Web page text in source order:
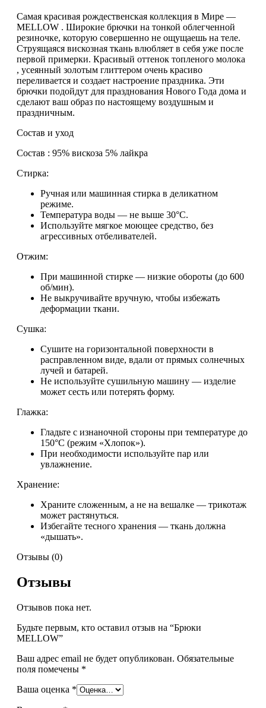
Самая красивая рождественская коллекция в Мире —
MELLOW . Широкие брючки на тонкой облегченной
резиночке, которую совершенно не ощущаешь на теле.
Струящаяся вискозная ткань влюбляет в себя уже после
первой примерки. Красивый оттенок топленого молока
, усеянный золотым глиттером очень красиво
переливается и создает настроение праздника. Эти
брючки подойдут для празднования Нового Года дома и
сделают ваш образ по настоящему воздушным и
праздничным.
Состав и уход
Состав : 95% вискоза 5% лайкра
Стирка:
Ручная или машинная стирка в деликатном
режиме.
Температура воды — не выше 30°C.
Используйте мягкое моющее средство, без
агрессивных отбеливателей.
Отжим:
При машинной стирке — низкие обороты (до 600
об/мин).
Не выкручивайте вручную, чтобы избежать
деформации ткани.
Сушка:
Сушите на горизонтальной поверхности в
расправленном виде, вдали от прямых солнечных
лучей и батарей.
Не используйте сушильную машину — изделие
может сесть или потерять форму.
Глажка:
Гладьте с изнаночной стороны при температуре до
150°C (режим «Хлопок»).
При необходимости используйте пар или
увлажнение.
Хранение:
Храните сложенным, а не на вешалке — трикотаж
может растянуться.
Избегайте тесного хранения — ткань должна
«дышать».
Отзывы (0)
Отзывы
Отзывов пока нет.
Будьте первым, кто оставил отзыв на “Брюки
MELLOW”
Ваш адрес email не будет опубликован. Обязательные
поля помечены *
Ваша оценка *